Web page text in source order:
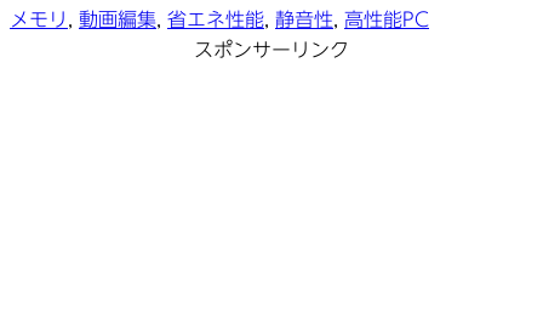
メモリ
動画編集 省エネ性能 静音性
高性能PC
スポンサーリンク